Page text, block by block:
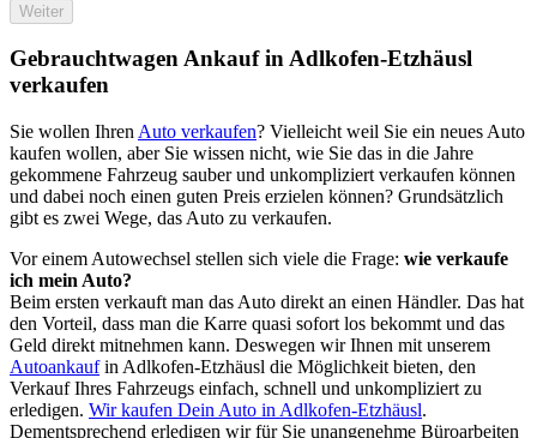
Weiter
Gebrauchtwagen Ankauf in Adlkofen-Etzhäusl
verkaufen
Sie wollen Ihren Auto verkaufen? Vielleicht weil Sie ein neues Auto
kaufen wollen, aber Sie wissen nicht, wie Sie das in die Jahre
gekommene Fahrzeug sauber und unkompliziert verkaufen können
und dabei noch einen guten Preis erzielen können? Grundsätzlich
gibt es zwei Wege, das Auto zu verkaufen.
Vor einem Autowechsel stellen sich viele die Frage: wie verkaufe
ich mein Auto?
Beim ersten verkauft man das Auto direkt an einen Händler. Das hat
den Vorteil, dass man die Karre quasi sofort los bekommt und das
Geld direkt mitnehmen kann. Deswegen wir Ihnen mit unserem
Autoankaufin Adlkofen-Etzhäusl die Möglichkeit bieten, den
Verkauf Ihres Fahrzeugs einfach, schnell und unkompliziert zu
erledigen. Wir kaufen Dein Auto in Adlkofen-Etzhäusl.
Dementsprechend erledigen wir für Sie unangenehme Büroarbeiten